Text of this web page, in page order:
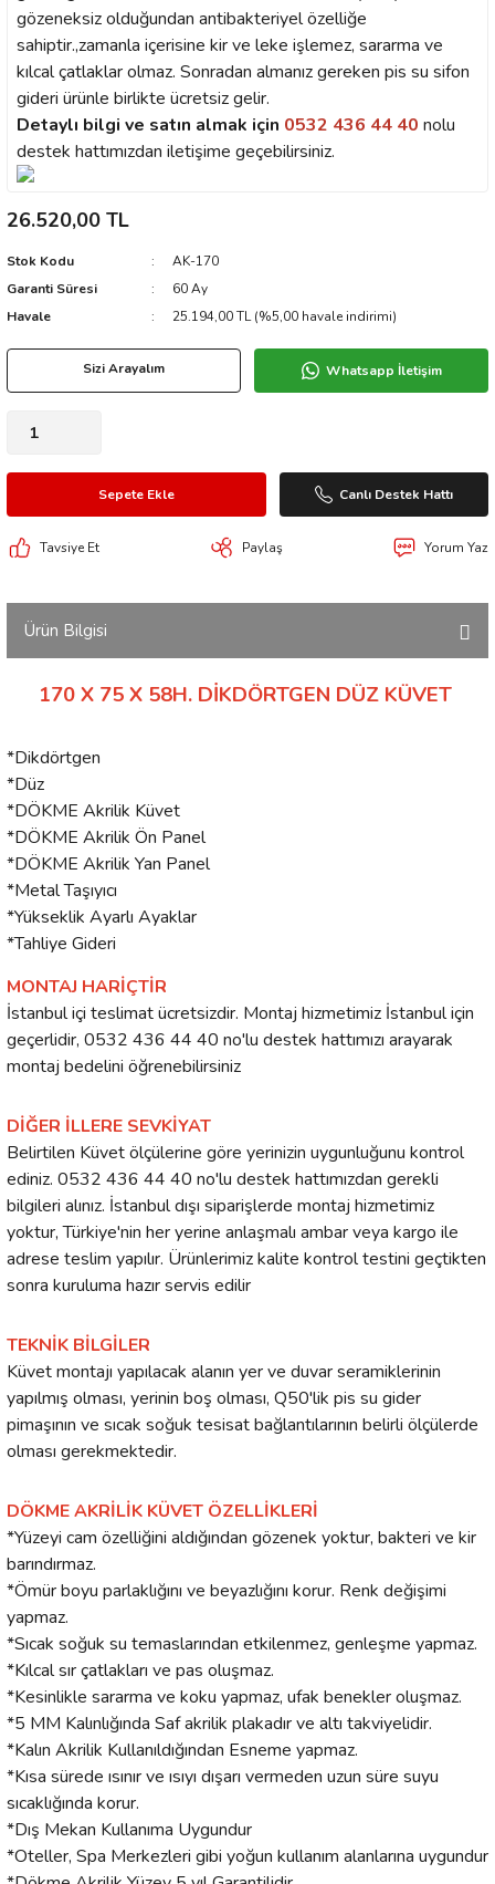
gözeneksiz olduğundan antibakteriyel özelliğe
sahiptir.,zamanla içerisine kir ve leke işlemez, sararma ve
kılcal çatlaklar olmaz. Sonradan almanız gereken pis su sifon
gideri ürünle birlikte ücretsiz gelir.
Detaylı bilgi ve satın almak için 0532 436 44 40 nolu
destek hattımızdan iletişime geçebilirsiniz.
26.520,00 TL
Stok Kodu
AK-170
Garanti Süresi
60 Ay
Havale
25.194,00 TL (%5,00 havale indirimi)
Sizi Arayalım Whatsapp İletişim
Sepete Ekle Canlı Destek Hattı
Tavsiye Et Paylaş Yorum Yaz
Ürün Bilgisi
170 X 75 X 58H. DİKDÖRTGEN DÜZ KÜVET
*Dikdörtgen
*Düz
*DÖKME Akrilik Küvet
*DÖKME Akrilik Ön Panel
*DÖKME Akrilik Yan Panel
*Metal Taşıyıcı
*Yükseklik Ayarlı Ayaklar
*Tahliye Gideri
MONTAJ HARİÇTİR
İstanbul içi teslimat ücretsizdir. Montaj hizmetimiz İstanbul için
geçerlidir, 0532 436 44 40 no'lu destek hattımızı arayarak
montaj bedelini öğrenebilirsiniz
DİĞER İLLERE SEVKİYAT
Belirtilen Küvet ölçülerine göre yerinizin uygunluğunu kontrol
ediniz. 0532 436 44 40 no'lu destek hattımızdan gerekli
bilgileri alınız. İstanbul dışı siparişlerde montaj hizmetimiz
yoktur, Türkiye'nin her yerine anlaşmalı ambar veya kargo ile
adrese teslim yapılır. Ürünlerimiz kalite kontrol testini geçtikten
sonra kuruluma hazır servis edilir
TEKNİK BİLGİLER
Küvet montajı yapılacak alanın yer ve duvar seramiklerinin
yapılmış olması, yerinin boş olması, Q50'lik pis su gider
pimaşının ve sıcak soğuk tesisat bağlantılarının belirli ölçülerde
olması gerekmektedir.
DÖKME AKRİLİK KÜVET ÖZELLİKLERİ
*Yüzeyi cam özelliğini aldığından gözenek yoktur, bakteri ve kir
barındırmaz.
*Ömür boyu parlaklığını ve beyazlığını korur. Renk değişimi
yapmaz.
*Sıcak soğuk su temaslarından etkilenmez, genleşme yapmaz.
*Kılcal sır çatlakları ve pas oluşmaz.
*Kesinlikle sararma ve koku yapmaz, ufak benekler oluşmaz.
*5 MM Kalınlığında Saf akrilik plakadır ve altı takviyelidir.
*Kalın Akrilik Kullanıldığından Esneme yapmaz.
*Kısa sürede ısınır ve ısıyı dışarı vermeden uzun süre suyu
sıcaklığında korur.
*Dış Mekan Kullanıma Uygundur
*Oteller, Spa Merkezleri gibi yoğun kullanım alanlarına uygundur